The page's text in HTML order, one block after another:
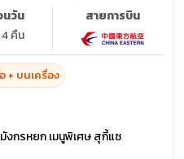
นวัน
4 คืน
สายการบิน
+ บนเครื่อง
มังกรหยก เมนูพิเศษ สุกี้แซ